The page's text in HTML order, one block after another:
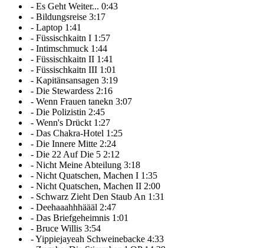
- Es Geht Weiter... 0:43
- Bildungsreise 3:17
- Laptop 1:41
- Füssischkaitn I 1:57
- Intimschmuck 1:44
- Füssischkaitn II 1:41
- Füssischkaitn III 1:01
- Kapitänsansagen 3:19
- Die Stewardess 2:16
- Wenn Frauen tanekn 3:07
- Die Polizistin 2:45
- Wenn's Drückt 1:27
- Das Chakra-Hotel 1:25
- Die Innere Mitte 2:24
- Die 22 Auf Die 5 2:12
- Nicht Meine Abteilung 3:18
- Nicht Quatschen, Machen I 1:35
- Nicht Quatschen, Machen II 2:00
- Schwarz Zieht Den Staub An 1:31
- Deehaaahhhäääl 2:47
- Das Briefgeheimnis 1:01
- Bruce Willis 3:54
-Yippiejayeah Schweinebacke 4:33